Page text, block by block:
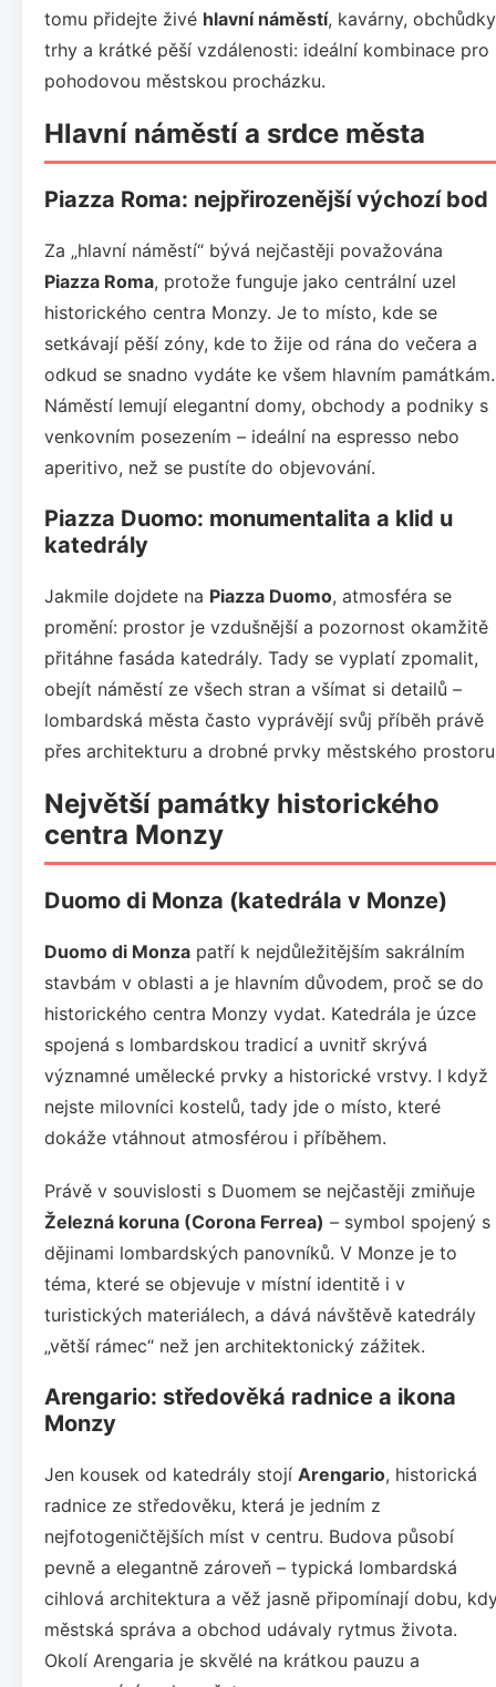
tomu přidejte živé hlavní náměstí, kavárny,
trhy a krátké pěší vzdálenosti: ideální kombinace pro
pohodovou městskou procházku.
Hlavní náměstí a srdce města
Piazza Roma: nejpřirozenější výchozí bod
Za „hlavní náměstí“ bývá nejčastěji považována
Piazza Roma, protože funguje jako centrální uzel
historického centra Monzy. Je to místo, kde se
setkávají pěší zóny, kde to žije od rána do večera a
odkud se snadno vydáte ke všem hlavním památkám.
Náměstí lemují elegantní domy, obchody a podniky s
venkovním posezením – ideální na espresso nebo
aperitivo, než se pustíte do objevování.
Piazza Duomo: monumentalita a klid u
katedrály
Jakmile dojdete na Piazza Duomo, atmosféra se
promění: prostor je vzdušnější a pozornost okamžitě
přitáhne fasáda katedrály. Tady se vyplatí zpomalit,
obejít náměstí ze všech stran a všímat si detailů –
lombardská města často vyprávějí svůj příběh právě
přes architekturu a drobné prvky městského
Největší památky historického
centra Monzy
Duomo di Monza (katedrála v Monze)
Duomo di Monza patří k nejdůležitějším sakrálním
stavbám v oblasti a je hlavním důvodem, proč se do
historického centra Monzy vydat. Katedrála je úzce
spojená s lombardskou tradicí a uvnitř skrývá
významné umělecké prvky a historické vrstvy. I když
nejste milovníci kostelů, tady jde o místo, které
dokáže vtáhnout atmosférou i příběhem.
Právě v souvislosti s Duomem se nejčastěji zmiňuje
Železná koruna (Corona Ferrea) – symbol spojený s
dějinami lombardských panovníků. V Monze je to
téma, které se objevuje v místní identitě i v
turistických materiálech, a dává návštěvě katedrály
„větší rámec“ než jen architektonický zážitek.
Arengario: středověká radnice a ikona
Monzy
Jen kousek od katedrály stojí Arengario, historická
radnice ze středověku, která je jedním z
nejfotogeničtějších míst v centru. Budova působí
pevně a elegantně zároveň – typická lombardská
cihlová architektura a věž jasně připomínají dobu,
městská správa a obchod udávaly rytmus života.
Okolí Arengaria je skvělé na krátkou pauzu a